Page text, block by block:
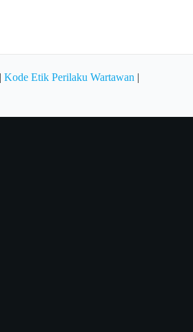
Kode Etik Perilaku Wartawan